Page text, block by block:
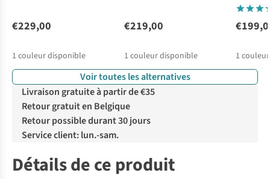
€229,00
1 couleur disponible
€219,00
1 couleur disponible 1
Voir toutes les alternatives
Livraison gratuite à partir de €35
Retour gratuit en Belgique
Retour possible durant 30 jours
Service client: lun.-sam.
Détails de ce produit